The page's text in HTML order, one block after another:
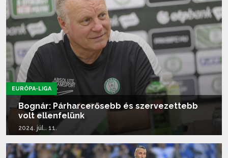
EURÓPA-LIGA
Bognár: Párharcerősebb és szervezettebb
volt ellenfelünk
2024. júl.. 11.
Tovább olvasom...